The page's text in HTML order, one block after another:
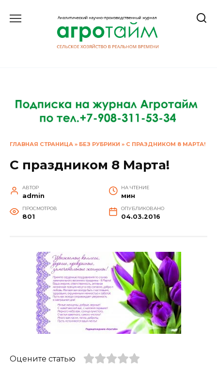
ГЛАВНАЯ СТРАНИЦА » БЕЗ РУБРИКИ » С ПРАЗДНИКОМ 8 МАРТА!
С праздником 8 Марта!
АВТОР
admin
НА ЧТЕНИЕ
мин
ПРОСМОТРОВ
801
ОПУБЛИКОВАНО
04.03.2016
Оцените статью